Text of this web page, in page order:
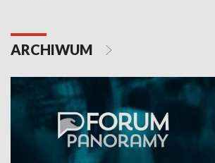
ARCHIWUM